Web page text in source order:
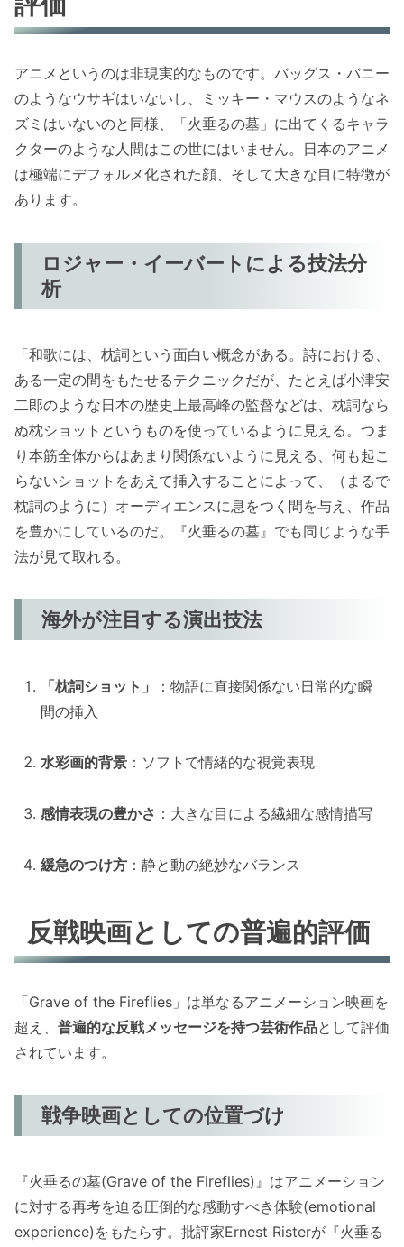
アニメというのは非現実的なものです。バッグス・バニー
のようなウサギはいないし、ミッキー・マウスのようなネ
ズミはいないのと同様、「火垂るの墓」に出てくるキャラ
クターのような人間はこの世にはいません。日本のアニメ
は極端にデフォルメ化された顔、そして大きな目に特徴が
あります。
ロジャー・イーバートによる技法分
析
「和歌には、枕詞という面白い概念がある。詩における、
ある一定の間をもたせるテクニックだが、たとえば小津安
二郎のような日本の歴史上最高峰の監督などは、枕詞なら
ぬ枕ショットというものを使っているように見える。つま
り本筋全体からはあまり関係ないように見える、何も起こ
らないショットをあえて挿入することによって、（まるで
枕詞のように）オーディエンスに息をつく間を与え、作品
を豊かにしているのだ。『火垂るの墓』でも同じような手
法が見て取れる。
海外が注目する演出技法
「枕詞ショット」
：物語に直接関係ない日常的な瞬
間の挿入
水彩画的背景 ：ソフトで情緒的な視覚表現
感情表現の豊かさ ：大きな目による繊細な感情描写
緩急のつけ方 ：静と動の絶妙なバランス
反戦映画としての普遍的評価
「Grave of the Fireflies」は単なるアニメーション映画を
超え、 普遍的な反戦メッセージを持つ芸術作品として評価
されています。
戦争映画としての位置づけ
『火垂るの墓(Grave of the Fireflies)』はアニメーション
に対する再考を迫る圧倒的な感動すべき体験(emotional
experience)をもたらす。批評家Ernest Risterが『火垂る